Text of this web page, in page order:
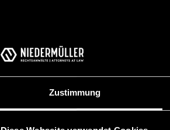
Zustimmung